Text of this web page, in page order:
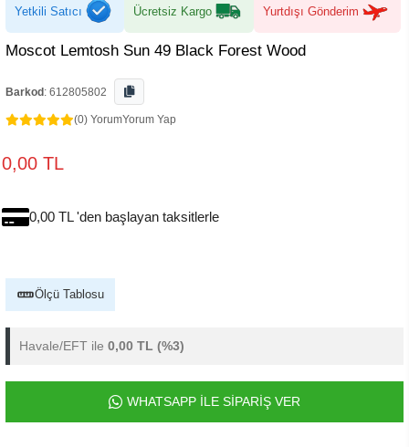
Yetkili Satıcı Ücretsiz Kargo Yurtdışı Gönderim
Moscot Lemtosh Sun 49 Black Forest Wood
Barkod : 612805802
(0) YorumYorum Yap
0,00 TL
0,00 TL 'den başlayan taksitlerle
Ölçü Tablosu
Havale/EFT ile 0,00 TL (%3)
WHATSAPP İLE SİPARİŞ VER